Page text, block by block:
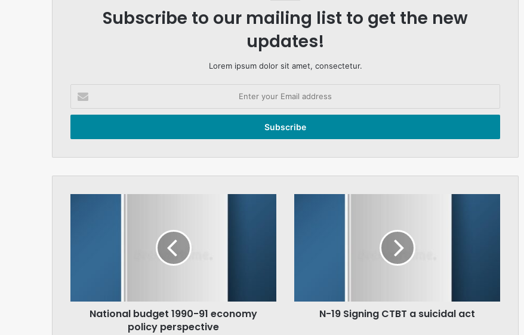
Subscribe to our mailing list to get the new
updates!
Lorem ipsum dolor sit amet, consectetur.
your
Email
National budget 1990-91 economy
policy perspective
N-19 Signing CTBT a suicidal act